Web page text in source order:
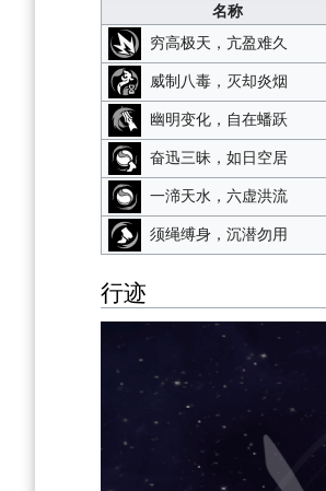
名称
穷高极天，亢盈难久
威制八毒，灭却炎烟
幽明变化，自在蟠跃
奋迅三昧，如日空居
一渧天水，六虚洪流
须绳缚身，沉潜勿用
行迹